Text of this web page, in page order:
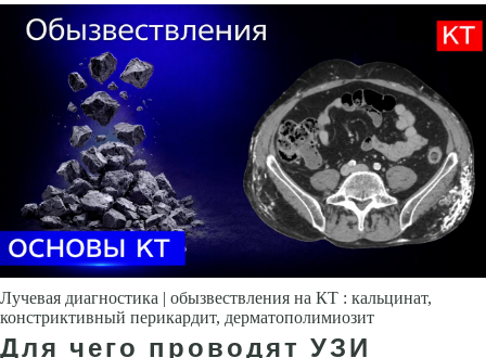
Лучевая диагностика | обызвествления на КТ : кальцинат,
констриктивный перикардит, дерматополимиозит
Для чего проводят УЗИ